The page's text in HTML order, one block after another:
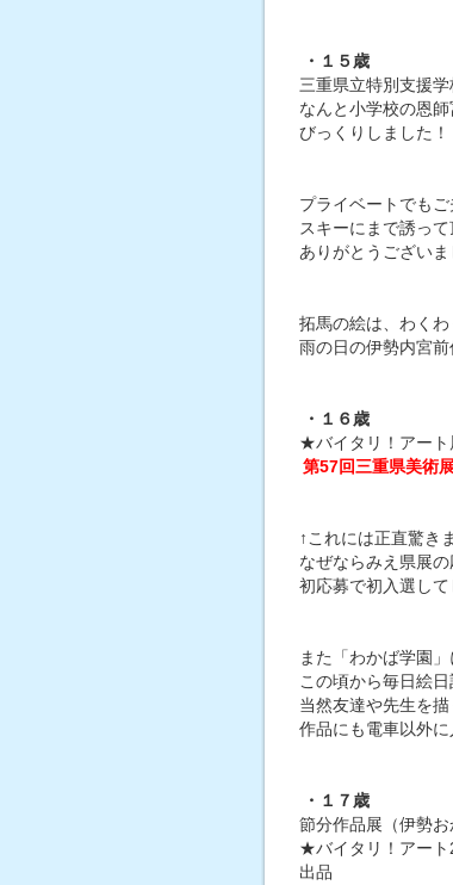
・１５歳
三重県立特別支援
なんと小学校の恩
びっくりしました！
プライベートでも
スキーにまで誘って
ありがとうございま
拓馬の絵は、わく
雨の日の伊勢内宮
・１６歳
★バイタリ！アー
第57回三重県美術
↑これには正直驚き
なぜならみえ県展
初応募で初入選し
また「わかば学園
この頃から毎日絵
当然友達や先生を描
作品にも電車以外
・１７歳
節分作品展（伊勢
★バイタリ！アート
出品